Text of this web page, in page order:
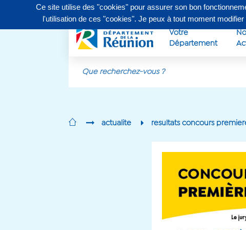
Contactez-nous au 0262 90 30 30, du lundi au vendredi de
Votre
Département
actualite resultats concours
Ce site utilise des "cookies" pour assurer son bon
l'utilisation de ces "cookies". Je peux à tout moment